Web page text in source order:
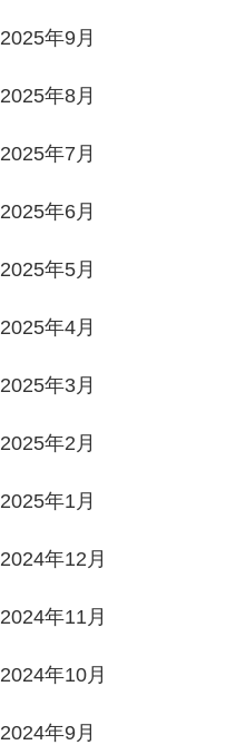
2025年9月
2025年8月
2025年7月
2025年6月
2025年5月
2025年4月
2025年3月
2025年2月
2025年1月
2024年12月
2024年11月
2024年10月
2024年9月